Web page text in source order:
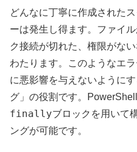
どんなに丁寧に作成された
ーは発生し得ます。ファイ
ク接続が切れた、権限がな
わたります。このようなエ
に悪影響を与えないように
グ」の役割です。PowerShell
finallyブロックを用いて
ングが可能です。